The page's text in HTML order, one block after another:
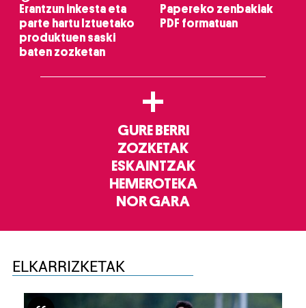
Erantzun inkesta eta
parte hartu Iztuetako
produktuen saski
baten zozketan
Papereko zenbakiak
PDF formatuan
+
GURE BERRI
ZOZKETAK
ESKAINTZAK
HEMEROTEKA
NOR GARA
ELKARRIZKETAK